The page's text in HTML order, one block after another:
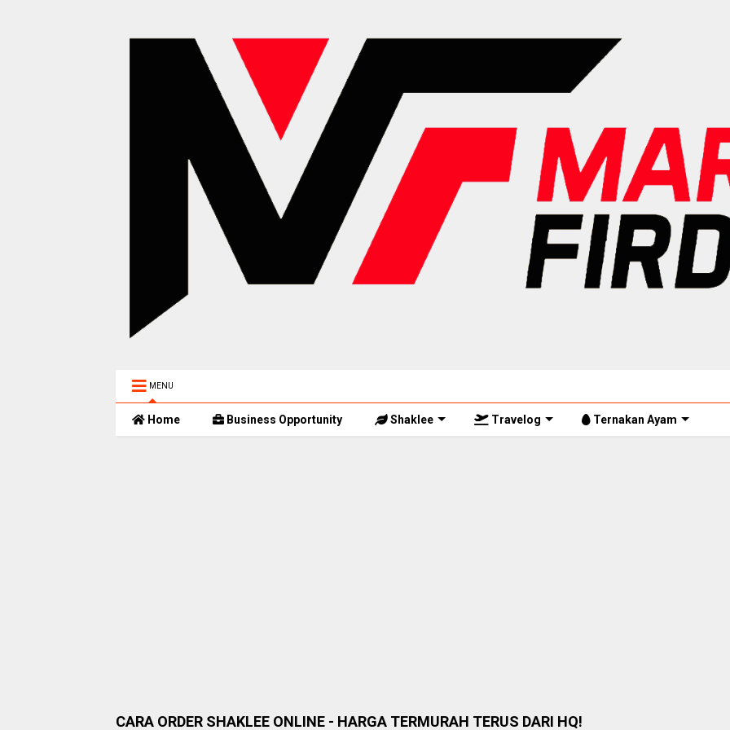
MENU
Home Business Opportunity Shaklee Travelog Ternakan Ayam
CARA ORDER SHAKLEE ONLINE - HARGA TERMURAH TERUS DARI HQ!